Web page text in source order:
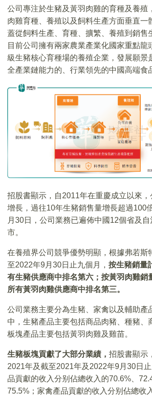
公司專注於生豬及黃羽肉雞的育種及養殖
肉雞育種、養殖以及飼料生產方面垂直一
蓋從飼料生產、育種、擴繁、養殖到銷售
目前公司擁有兩家農業產業化國家重點龍
級生豬核心育種場的養殖企業，發展願景
全產業鏈能力的、行業領先的中國高端食
招股書顯示，自2011年在重慶成立以來
增長，過往10年生豬銷售量增長超過100
月30日，公司業務已遍佈中國12個省及
市。
在養殖界公司競爭優勢明顯，根據弗若斯
至2022年9月30日止九個月， 按生豬銷量
有生豬供應商中排名第六；按黃羽肉雞銷
所有黃羽肉雞供應商中排名第三。
公司業務主要分為生豬、家禽以及輔助產
中，生豬產品主要包括商品肉豬、種豬、
板塊產品主要包括黃羽肉雞及雞苗。
生豬板塊貢獻了大部分業績， 招股書顯示
2021年及截至2021年及2022年9月30日
品貢獻的收入分别佔總收入的70.6%、
75.5%；家禽產品貢獻的收入分别佔總收